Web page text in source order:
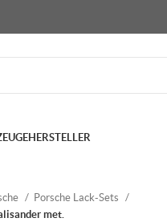
HERSTELLER
Porsche Lack-Sets
met.